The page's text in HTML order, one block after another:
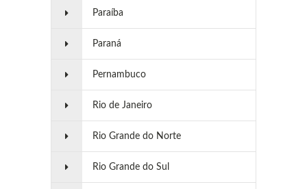
Paraíba
Paraná
Pernambuco
Rio de Janeiro
Rio Grande do Norte
Rio Grande do Sul